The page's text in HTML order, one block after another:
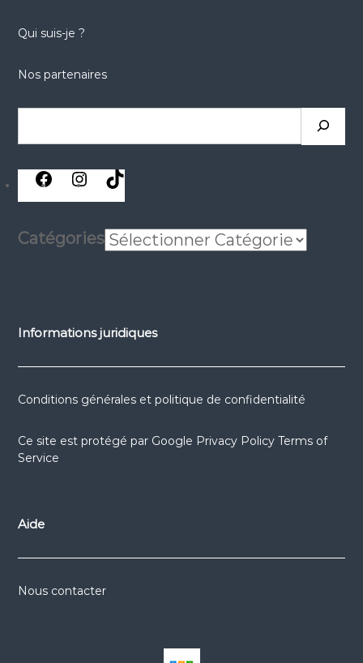
Qui suis-je ?
Nos partenaires
réseaux réseaux
sociaux
réseaux
Catégories
Informations juridiques
Conditions générales et politique de confidentialité
Ce site est protégé par Google Privacy Policy Terms of
Service
Aide
Nous contacter